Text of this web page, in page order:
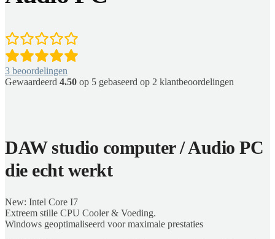
3 beoordelingen
Gewaardeerd 4.50 op 5 gebaseerd op 2 klantbeoordelingen
DAW studio computer / Audio PC
die echt werkt
New: Intel Core I7
Extreem stille CPU Cooler & Voeding.
Windows geoptimaliseerd voor maximale prestaties